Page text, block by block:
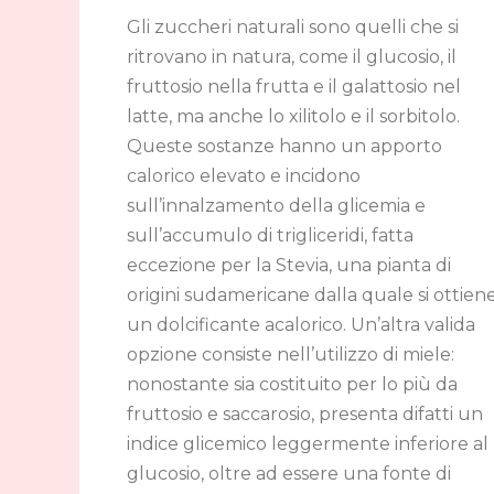
Gli zuccheri naturali sono quelli che si
ritrovano in natura, come il glucosio, il
fruttosio nella frutta e il galattosio nel
latte, ma anche lo xilitolo e il sorbitolo.
Queste sostanze hanno un apporto
calorico elevato e incidono
sull’innalzamento della glicemia e
sull’accumulo di trigliceridi, fatta
eccezione per la Stevia, una pianta di
origini sudamericane dalla quale si
un dolcificante acalorico. Un’altra valida
opzione consiste nell’utilizzo di miele:
nonostante sia costituito per lo più da
fruttosio e saccarosio, presenta difatti un
indice glicemico leggermente inferiore al
glucosio, oltre ad essere una fonte di